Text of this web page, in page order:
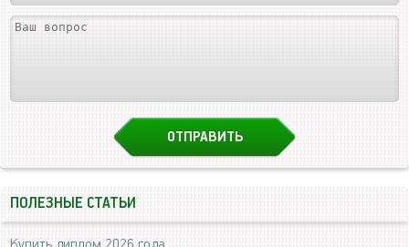
ПОЛЕЗНЫЕ СТАТЬИ